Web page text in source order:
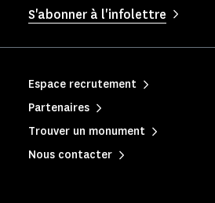
S'abonner à l'infolettre
Espace recrutement
Partenaires
Trouver un monument
Nous contacter